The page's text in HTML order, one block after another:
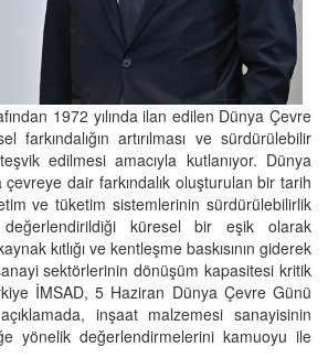
1972 yılında ilan edilen Dünya Çevre
farkındalığın artırılması ve sürdürülebilir
edilmesi amacıyla kutlanıyor. Dünya
dair farkındalık oluşturulan bir tarih
ve tüketim sistemlerinin sürdürülebilirlik
küresel bir eşik olarak
kıtlığı ve kentleşme baskısının giderek
sektörlerinin dönüşüm kapasitesi kritik
İMSAD, 5 Haziran Dünya Çevre Günü
açıklamada, inşaat malzemesi sanayisinin
yönelik değerlendirmelerini kamuoyu ile